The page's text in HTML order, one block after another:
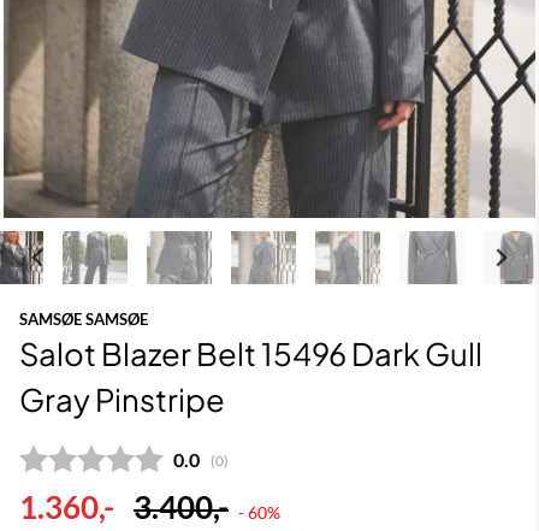
SAMSØE SAMSØE
Salot Blazer Belt 15496 Dark Gull
Gray Pinstripe
Gjennomsnittskarakter:
0.0 (stemmer:
0)
1.360,- 3.400,- - 60%